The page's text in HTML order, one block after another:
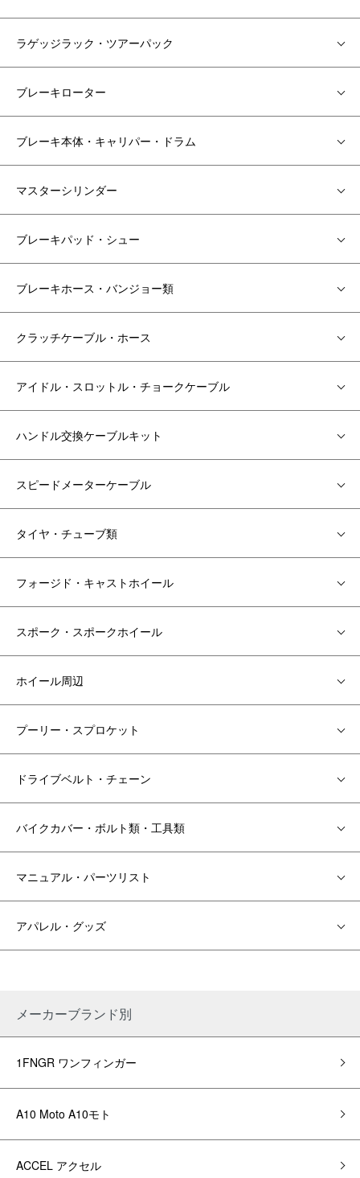
ラゲッジラック・ツアーパック
ブレーキローター
ブレーキ本体・キャリパー・ドラム
マスターシリンダー
ブレーキパッド・シュー
ブレーキホース・バンジョー類
クラッチケーブル・ホース
アイドル・スロットル・チョークケーブル
ハンドル交換ケーブルキット
スピードメーターケーブル
タイヤ・チューブ類
フォージド・キャストホイール
スポーク・スポークホイール
ホイール周辺
プーリー・スプロケット
ドライブベルト・チェーン
バイクカバー・ボルト類・工具類
マニュアル・パーツリスト
アパレル・グッズ
メーカーブランド別
1FNGR ワンフィンガー
A10 Moto A10モト
ACCEL アクセル